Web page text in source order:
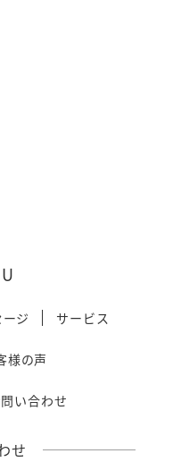
ジ サービス
様の声
い合わせ
せ